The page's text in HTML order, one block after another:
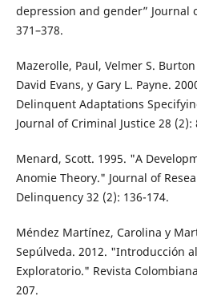
depression and gender” Journal
371–378.
Mazerolle, Paul, Velmer S.
David Evans, y Gary L. Payne.
Delinquent Adaptations
Journal of Criminal Justice 28 (2):
Menard, Scott. 1995. "A
Anomie Theory." Journal of
Delinquency 32 (2): 136-174.
Méndez Martínez, Carolina y
Sepúlveda. 2012. "Introducción
Exploratorio." Revista
207.